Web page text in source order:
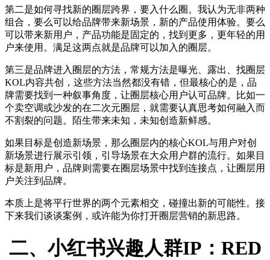
第二是如何寻找新的圈层跨界，要入什么圈。我认为无非两种
组合，要么可以给品牌带来新场景，新的产品使用体验。要么
可以带来新用户，产品功能是固定的，找到更多，更年轻的用
户来使用。满足这两点就是品牌可以加入的圈层。
第三是品牌进入圈层的方法，常规方法是曝光、露出、找圈层
KOL内容共创，这些方法当然都没有错，但最核心的是，品
牌需要找到一种叙事角度，让圈层核心用户认可品牌。比如一
个卖空调或沙发的在二次元圈层，就需要认真思考如何融入而
不割裂的问题。陌生带来未知，未知创造新鲜感。
如果目标是创造新场景，那么圈层内的核心KOL与用户对创
新场景进行展示引领，引导场景在大众用户群的流行。如果目
标是新用户，品牌则需要在圈层场景中找到连接点，让圈层用
户关注到品牌。
本质上是将平行世界的两个元素相交，碰撞出新的可能性。接
下来我们谈谈案例，或许能为你打开圈层营销的新思路。
二、小红书兴趣人群IP：RED